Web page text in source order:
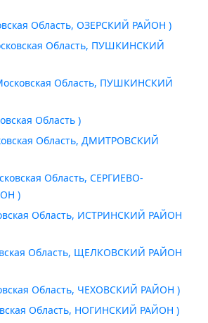
Область, ОЗЕРСКИЙ РАЙОН )
Область, ПУШКИНСКИЙ
Область, ПУШКИНСКИЙ
Область )
Область, ДМИТРОВСКИЙ
Область, СЕРГИЕВО-
)
Область, ИСТРИНСКИЙ РАЙОН
Область, ЩЕЛКОВСКИЙ РАЙОН
Область, ЧЕХОВСКИЙ РАЙОН )
Область, НОГИНСКИЙ РАЙОН )